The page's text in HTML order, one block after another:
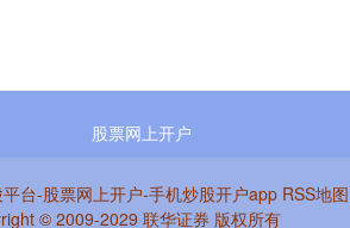
股票网上开户
台-股票网上开户-手机炒股开户app RSS地图
© 2009-2029 联华证券 版权所有